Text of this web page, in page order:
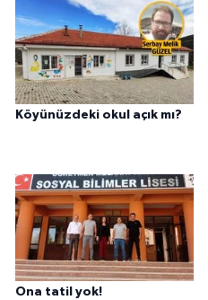
Köyünüzdeki okul açık mı?
Ona tatil yok!